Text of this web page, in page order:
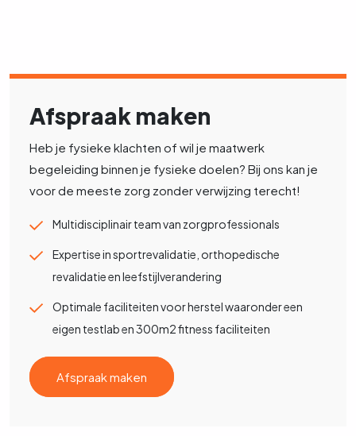
Afspraak maken
Heb je fysieke klachten of wil je maatwerk
begeleiding binnen je fysieke doelen? Bij ons kan je
voor de meeste zorg zonder verwijzing terecht!
Multidisciplinair team van zorgprofessionals
Expertise in sportrevalidatie, orthopedische
revalidatie en leefstijlverandering
Optimale faciliteiten voor herstel waaronder een
eigen testlab en 300m2 fitness faciliteiten
Afspraak maken